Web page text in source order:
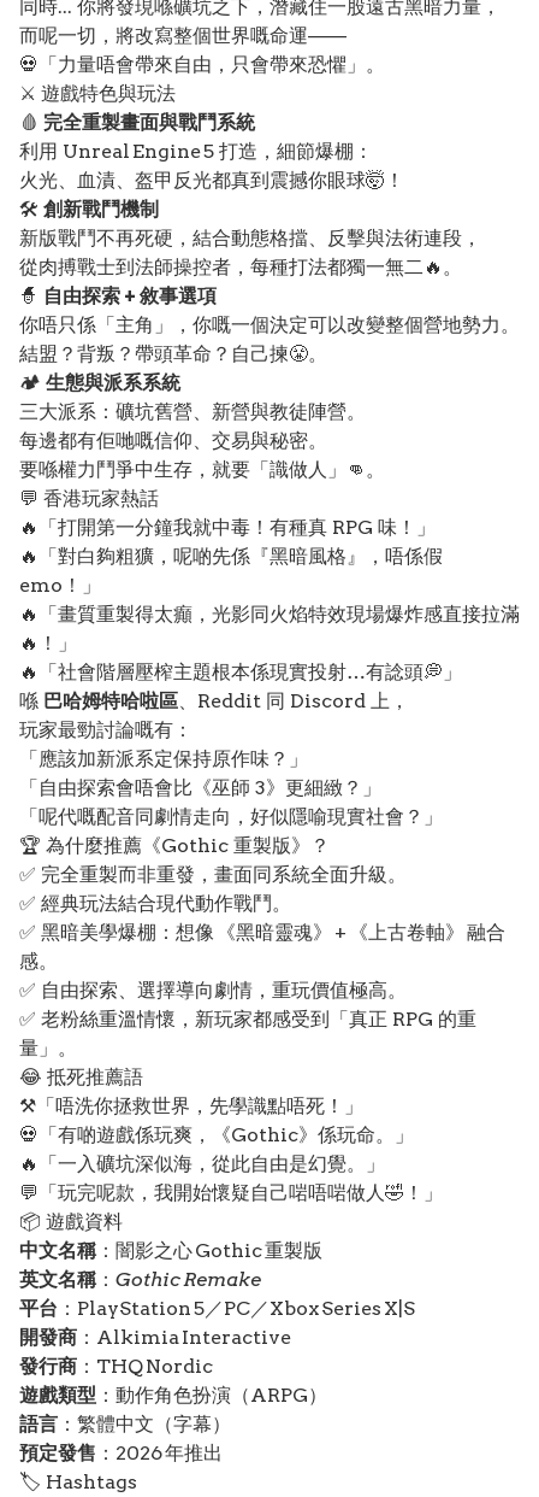
同時... 你將發現喺礦坑之下，潛藏住一股遠古黑暗力量，
而呢一切，將改寫整個世界嘅命運——
💀「力量唔會帶來自由，只會帶來恐懼」。
⚔️ 遊戲特色與玩法
🩸 完全重製畫面與戰鬥系統
利用 Unreal Engine 5 打造，細節爆棚：
火光、血漬、盔甲反光都真到震撼你眼球🤯！
🛠️ 創新戰鬥機制
新版戰鬥不再死硬，結合動態格擋、反擊與法術連段，
從肉搏戰士到法師操控者，每種打法都獨一無二🔥。
🧙 自由探索 + 敘事選項
你唔只係「主角」，你嘅一個決定可以改變整個營地勢力。
結盟？背叛？帶頭革命？自己揀😤。
🏕️ 生態與派系系統
三大派系：礦坑舊營、新營與教徒陣營。
每邊都有佢哋嘅信仰、交易與秘密。
要喺權力鬥爭中生存，就要「識做人」👊。
💬 香港玩家熱話
🔥「打開第一分鐘我就中毒！有種真 RPG 味！」
🔥「對白夠粗獷，呢啲先係『黑暗風格』，唔係假
emo！」
🔥「畫質重製得太癲，光影同火焰特效現場爆炸感直接拉滿
🔥！」
🔥「社會階層壓榨主題根本係現實投射…有諗頭💭」
喺 巴哈姆特哈啦區 、Reddit 同 Discord 上，
玩家最勁討論嘅有：
「應該加新派系定保持原作味？」
「自由探索會唔會比《巫師 3》更細緻？」
「呢代嘅配音同劇情走向，好似隱喻現實社會？」
🏆 為什麼推薦《Gothic 重製版》？
✅ 完全重製而非重發，畫面同系統全面升級。
✅ 經典玩法結合現代動作戰鬥。
✅ 黑暗美學爆棚：想像 《黑暗靈魂》 + 《上古卷軸》 融合
感。
✅ 自由探索、選擇導向劇情，重玩價值極高。
✅ 老粉絲重溫情懷，新玩家都感受到「真正 RPG 的重
量」。
😂 抵死推薦語
⚒️「唔洗你拯救世界，先學識點唔死！」
💀「有啲遊戲係玩爽，《Gothic》係玩命。」
🔥「一入礦坑深似海，從此自由是幻覺。」
💬「玩完呢款，我開始懷疑自己啱唔啱做人🤣！」
📦 遊戲資料
中文名稱 ：闇影之心 Gothic 重製版
英文名稱 ： Gothic Remake
平台 ：PlayStation 5／PC／Xbox Series X|S
開發商 ：Alkimia Interactive
發行商 ：THQ Nordic
遊戲類型 ：動作角色扮演（ARPG）
語言 ：繁體中文（字幕）
預定發售 ：2026 年推出
🏷️ Hashtags